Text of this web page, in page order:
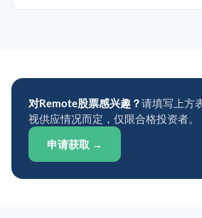
对Remote股票感兴趣？请填写上方
视供应情况而定，仅限合格投资者。
申请获取 →